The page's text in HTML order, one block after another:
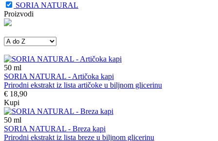
SORIA NATURAL
Proizvodi
50 ml
SORIA NATURAL - Artičoka kapi
Prirodni ekstrakt iz lista artičoke u biljnom glicerinu
€ 18,90
Kupi
50 ml
SORIA NATURAL - Breza kapi
Prirodni ekstrakt iz lista breze u biljnom glicerinu